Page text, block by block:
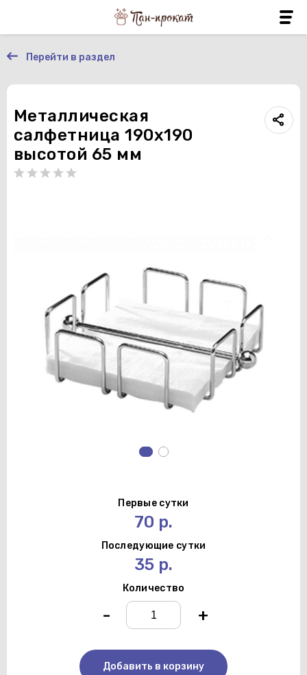
Перейти в раздел
Металлическая
салфетница 190х190
высотой 65 мм
Первые сутки
70 р.
Последующие сутки
35 р.
Количество
- +
Добавить в корзину